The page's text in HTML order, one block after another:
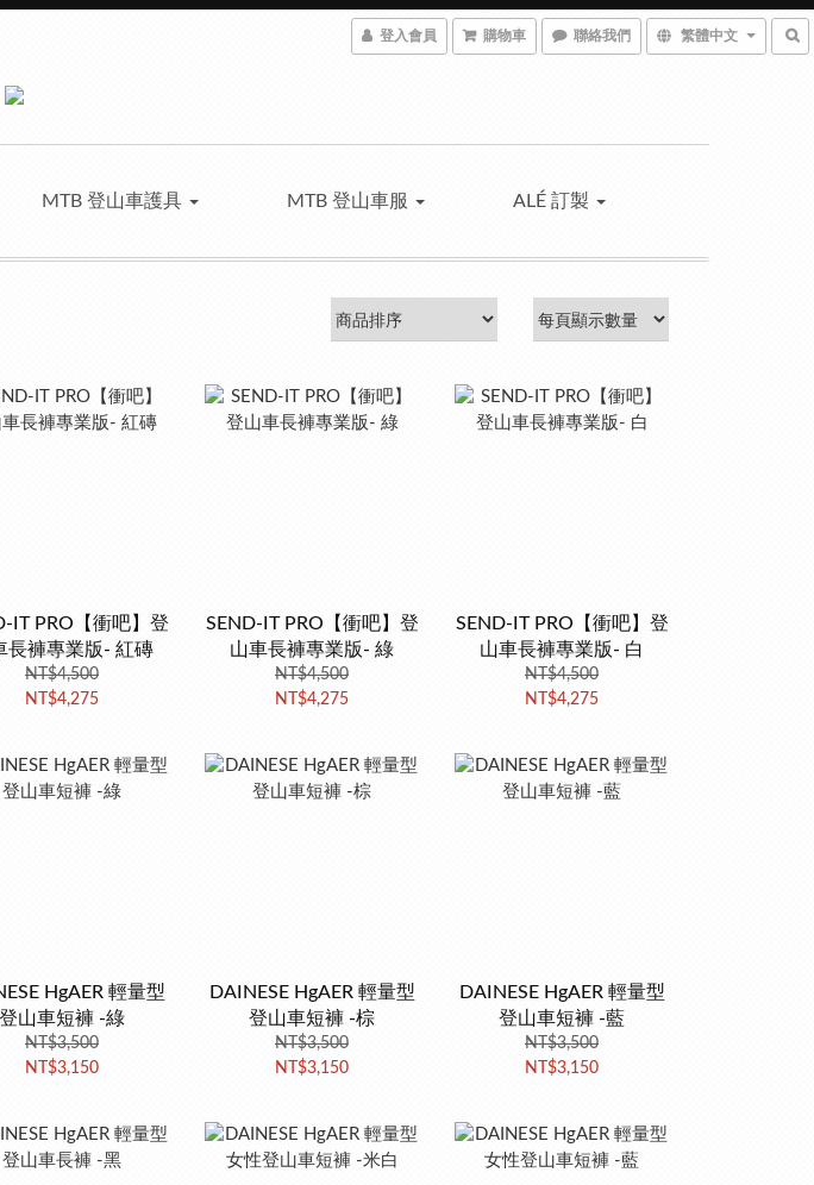
登入會員 購物車 聯絡我們 繁體中文
MTB 登山車護具 MTB 登山車服 ALÉ 訂製
IT PRO【衝吧】登
長褲專業版- 紅磚
NT$4,500
NT$4,275
SEND-IT PRO【衝吧】登
山車長褲專業版- 綠
NT$4,500
NT$4,275
SEND-IT PRO【衝吧】登
山車長褲專業版- 白
NT$4,500
NT$4,275
HgAER 輕量型
登山車短褲 -綠
NT$3,500
NT$3,150
DAINESE HgAER 輕量型
登山車短褲 -棕
NT$3,500
NT$3,150
DAINESE HgAER 輕量型
登山車短褲 -藍
NT$3,500
NT$3,150